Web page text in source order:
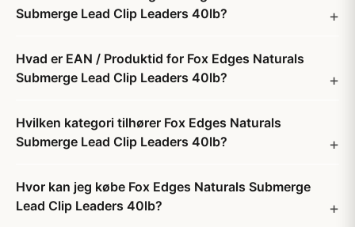
Submerge Lead Clip Leaders 40lb?
Hvad er EAN / Produktid for Fox Edges Naturals
Submerge Lead Clip Leaders 40lb?
Hvilken kategori tilhører Fox Edges Naturals
Submerge Lead Clip Leaders 40lb?
Hvor kan jeg købe Fox Edges Naturals Submerge
Lead Clip Leaders 40lb?